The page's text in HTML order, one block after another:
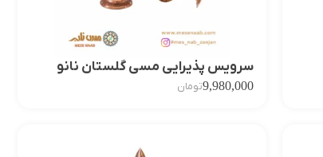
سرویس پذیرایی مسی گلستان نانو
9,980,000تومان